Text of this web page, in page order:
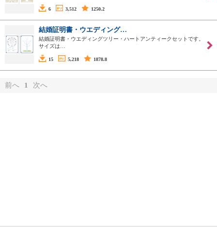
6 3,512 1250.2
結婚証明書・ウエディング…
結婚証明書・ウエディングツリー・ハートアンティークセットです。
サイズは…
15 5,218 1878.8
前へ 1 次へ